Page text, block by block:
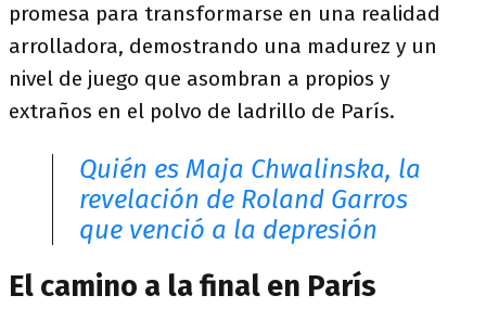
promesa para transformarse en una realidad
arrolladora, demostrando una madurez y un
nivel de juego que asombran a propios y
extraños en el polvo de ladrillo de París.
Quién es Maja Chwalinska, la
revelación de Roland Garros
que venció a la depresión
El camino a la final en París